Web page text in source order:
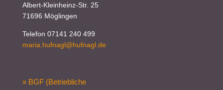
Albert-Kleinheinz-Str. 25
71696 Möglingen
Telefon 07141 240 499
maria.hufnagl@hufnagl.de
» BGF (Betriebliche